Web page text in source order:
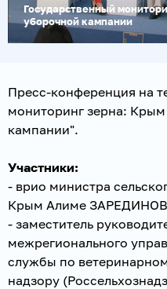
Государственный
уборочной кампании
Пресс-конференция на
мониторинг зерна: Крым
кампании".
Участники:
- врио министра
Крым Алиме
- заместитель
межрегионального
службы по
надзору